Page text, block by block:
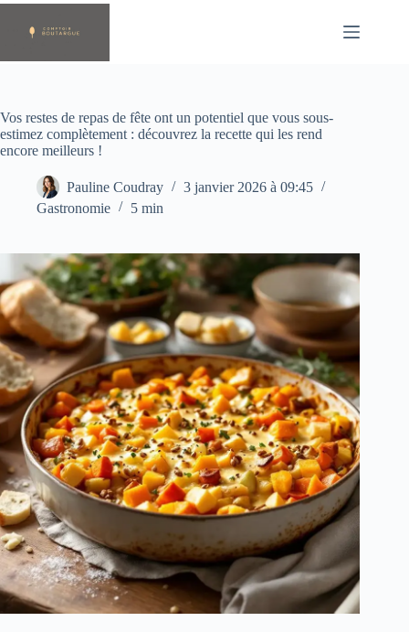
Passer
contenu
Vos restes de repas de fête ont un potentiel que vous sous-
estimez complètement : découvrez la recette qui les rend
encore meilleurs !
Pauline Coudray
3 janvier 2026 à 09:45
Gastronomie
5 min